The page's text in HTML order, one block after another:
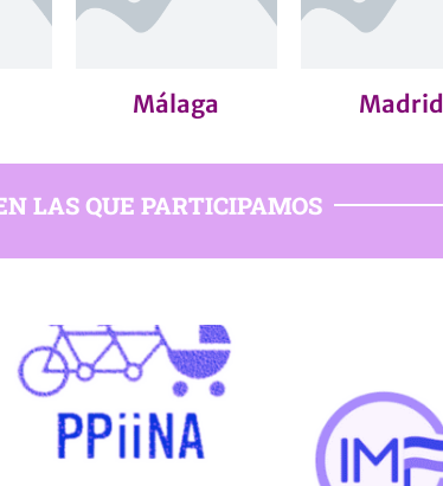
Málaga Madrid
LAS QUE PARTICIPAMOS